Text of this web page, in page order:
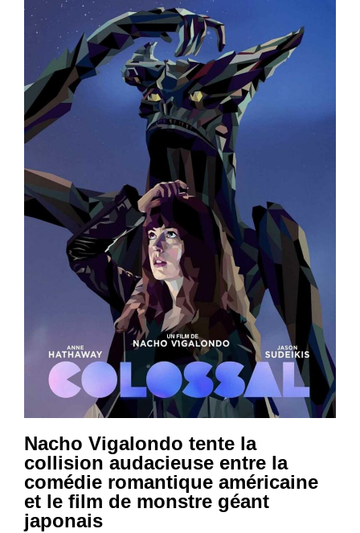
Nacho Vigalondo tente la
collision audacieuse entre la
comédie romantique américaine
et le film de monstre géant
japonais